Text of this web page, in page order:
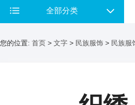
全部分类
您的位置: 首页 > 文字 > 民族服饰 > 民族服